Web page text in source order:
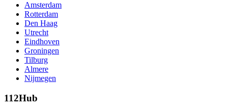
Amsterdam
Rotterdam
Den Haag
Utrecht
Eindhoven
Groningen
Tilburg
Almere
Nijmegen
112Hub